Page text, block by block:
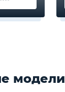
модели